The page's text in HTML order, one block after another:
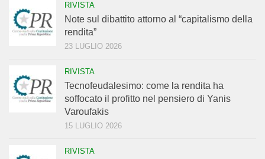
RIVISTA
Note sul dibattito attorno al “capitalismo della
rendita”
23 LUGLIO 2026
RIVISTA
Tecnofeudalesimo: come la rendita ha
soffocato il profitto nel pensiero di Yanis
Varoufakis
15 LUGLIO 2026
RIVISTA